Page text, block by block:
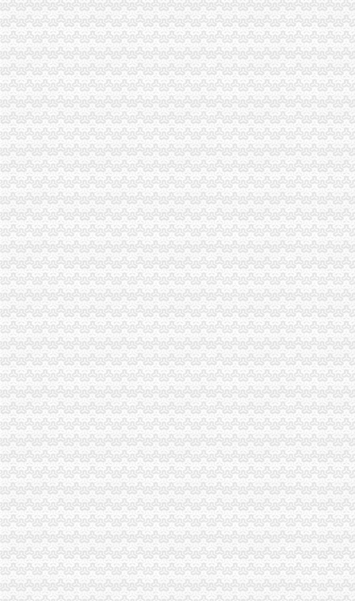
重庆市海关报关登记证书工商行政管理局2010年度信息公开工作报告
注册局海关报关登记证书五项措施加窗口作风建设
2010年重庆市重庆海关在哪里流通领域羽绒服装质量监测况
2010年两江新区外商投资企业高速发展
巫溪局大力推进“品牌富农兴县”重庆海关在哪里战略
荣昌局海关报关登记证书实现微企发展开门红
渝北局“六个一”海关报关登记证书推进非公经济建工作
渝中局重庆海关注册开展无照经营小旅馆专项取缔行动
长寿局“以大带小”海关报关注册登记证书促进微企发展初见成效
奉节局重庆海关在哪里查获农1400瓶∕袋
合川局重庆海关注册查获一起涉嫌无照加工提炼柴油案
忠县局重庆海关注册登记明确四项原则扎实开展微型企业发展工作
黔江区微型企业协会成立
渝中局办结全市重庆海关注册登记起提供虚材料骗取食品流通许可登记案件
波局长到长寿局、海关报关注册登记证书双桥局、荣昌局调研
区县加大创业平台建设力度助推微企发展
市重庆海关注册登记局召开《重庆市著名商标认定和保护条例》专家论证会和
国家工商总局重庆海关在哪里竞争执法局高度肯定重庆工商案件查办工作
2010年度我市外资企业发展超京赶津，重庆海关注册西部领先
全市重庆海关注册工商系统食品安全百日专项执法行动初战告捷
市海关报关注册登记证书局机关团员青年大会成功召开
单衍华副局重庆海关注册登记长对今年机关建工作提出要求
重庆市重庆海关注册登记行政指导专题调研座谈会在市工商局召开
市海关报关登记证书工商局积帮助在渝日资企业渡难关
市工商局积索农村金融试点，大力助推“两翼”海关报关注册登记证书农户万元增
江津区召开微型企业协会成立大会
九龙坡局重庆海关注册登记采取措施开展击盗版工具书专项行动
市海关报关注册登记证书局联合花旗银行召开政银企融资对接会 助推重庆经济
区县加大创业平台建设力度助推微企发展
全市重庆海关注册登记外商投资企业三月份登记注册信息
市海关报关注册登记证书局突出六大重点力推进全市非公经济组织建工作
市直机关“人民好公仆”海关报关登记证书教育实践活动推进会在市局召开
消委会圆满协调解决21位消费者的重庆海关注册群体投诉
奉节县微型企业协会成立
酉局重庆海关注册三措并举加房地产广告管理
长寿局重庆海关注册查获进口葡萄酒700余瓶